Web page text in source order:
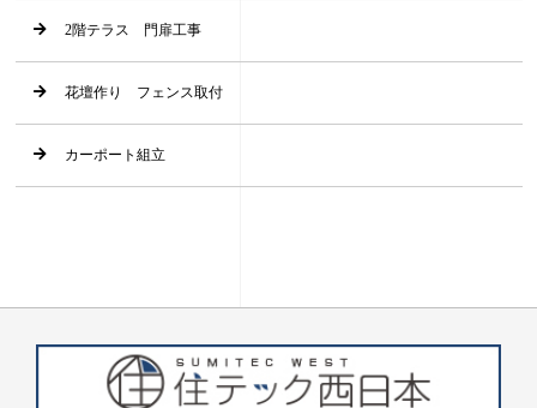
2階テラス 門扉工事
花壇作り フェンス取付
カーポート組立